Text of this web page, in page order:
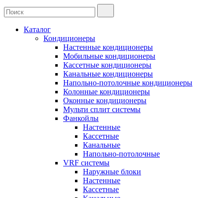
Каталог
Кондиционеры
Настенные кондиционеры
Мобильные кондиционеры
Кассетные кондиционеры
Канальные кондиционеры
Напольно-потолочные кондиционеры
Колонные кондиционеры
Оконные кондиционеры
Мульти сплит системы
Фанкойлы
Настенные
Кассетные
Канальные
Напольно-потолочные
VRF системы
Наружные блоки
Настенные
Кассетные